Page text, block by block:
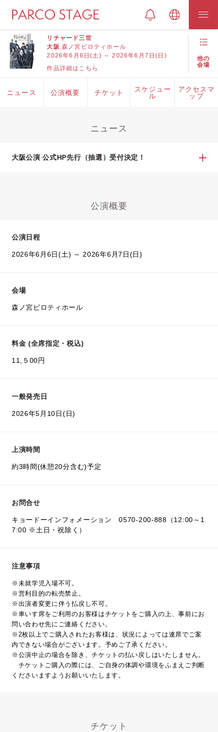
リチャード三世
大阪 森ノ宮ピロティホール
2026年6月6日(土) ～ 2026年6月7日(日)
作品詳細はこちら
他の
会場
ニュース 公演概要 チケット
スケジュー
ル
アクセスマ
ップ
ニュース
大阪公演 公式HP先行（抽選）受付決定！
公演概要
公演日程
2026年6月6日(土) ～ 2026年6月7日(日)
会場
森ノ宮ピロティホール
料金 (全席指定・税込)
11,５00円
一般発売日
2026年5月10日(日)
上演時間
約3時間(休憩20分含む)予定
お問合せ
キョードーインフォメーション 0570-200-888（12:00～1
7:00 ※土日・祝除く）
注意事項
※未就学児入場不可。
※営利目的の転売禁止。
※出演者変更に伴う払戻し不可。
※車いす席をご利用のお客様はチケットをご購入の上、事前にお
問い合わせ先にご連絡ください。
※2枚以上でご購入されたお客様は、状況によっては連席でご案
内できない場合がございます。予めご了承ください。
※公演中止の場合を除き、チケットの払い戻しはいたしません。
チケットご購入の際には、ご自身の体調や環境をふまえご判断
くださいますようお願いいたします。
チケット